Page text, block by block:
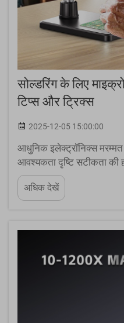
सोल्डरिंग के लिए
टिप्स और ट्रिक्स
2025-12-05 15:00:00
आधुनिक इलेक्ट्रॉनिक्स
आवश्यकता दृष्टि सटीकता की
कर सकती। पेशेवर तकनीशियन
अपने ... में सोल्डरिंग के लिए
अधिक देखें